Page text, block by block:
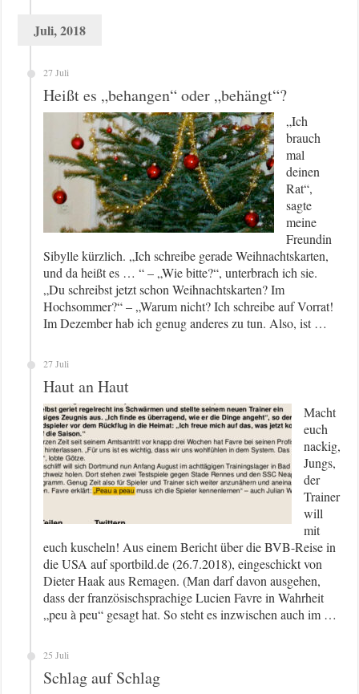
Juli, 2018
27 Juli
Heißt es „behangen“ oder „behängt“?
„Ich
brauch
mal
deinen
Rat“,
sagte
meine
Freundin
Sibylle kürzlich. „Ich schreibe gerade Weihnachtskarten,
und da heißt es … “ – „Wie bitte?“, unterbrach ich sie.
„Du schreibst jetzt schon Weihnachtskarten? Im
Hochsommer?“ – „Warum nicht? Ich schreibe auf Vorrat!
Im Dezember hab ich genug anderes zu tun. Also, ist …
27 Juli
Haut an Haut
Macht
euch
nackig,
Jungs,
der
Trainer
will
mit
euch kuscheln! Aus einem Bericht über die BVB-Reise in
die USA auf sportbild.de (26.7.2018), eingeschickt von
Dieter Haak aus Remagen. (Man darf davon ausgehen,
dass der französischsprachige Lucien Favre in Wahrheit
„peu à peu“ gesagt hat. So steht es inzwischen auch im …
25 Juli
Schlag auf Schlag